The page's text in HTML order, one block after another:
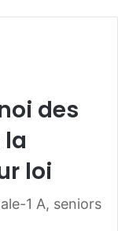
des
la
loi
1 A, seniors